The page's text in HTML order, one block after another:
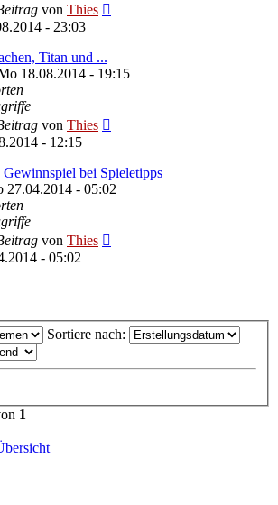
von Thies
- 23:03
Titan und ...
18.08.2014 - 19:15
von Thies
- 12:15
bei Spieletipps
27.04.2014 - 05:02
von Thies
- 05:02
Sortiere nach:
1